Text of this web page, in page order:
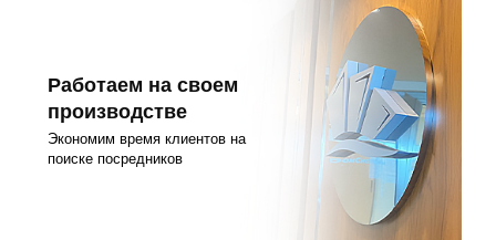
Работаем на своем
производстве
Экономим время клиентов на
поиске посредников